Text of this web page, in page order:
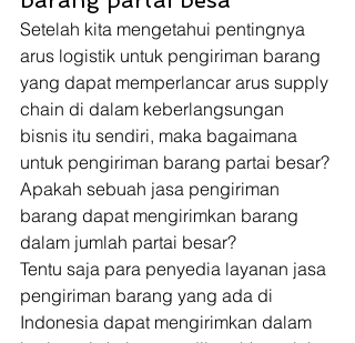
Setelah kita mengetahui pentingnya
arus logistik untuk pengiriman barang
yang dapat memperlancar arus supply
chain di dalam keberlangsungan
bisnis itu sendiri, maka bagaimana
untuk pengiriman barang partai besar?
Apakah sebuah jasa pengiriman
barang dapat mengirimkan barang
dalam jumlah partai besar?
Tentu saja para penyedia layanan jasa
pengiriman barang yang ada di
Indonesia dapat mengirimkan dalam